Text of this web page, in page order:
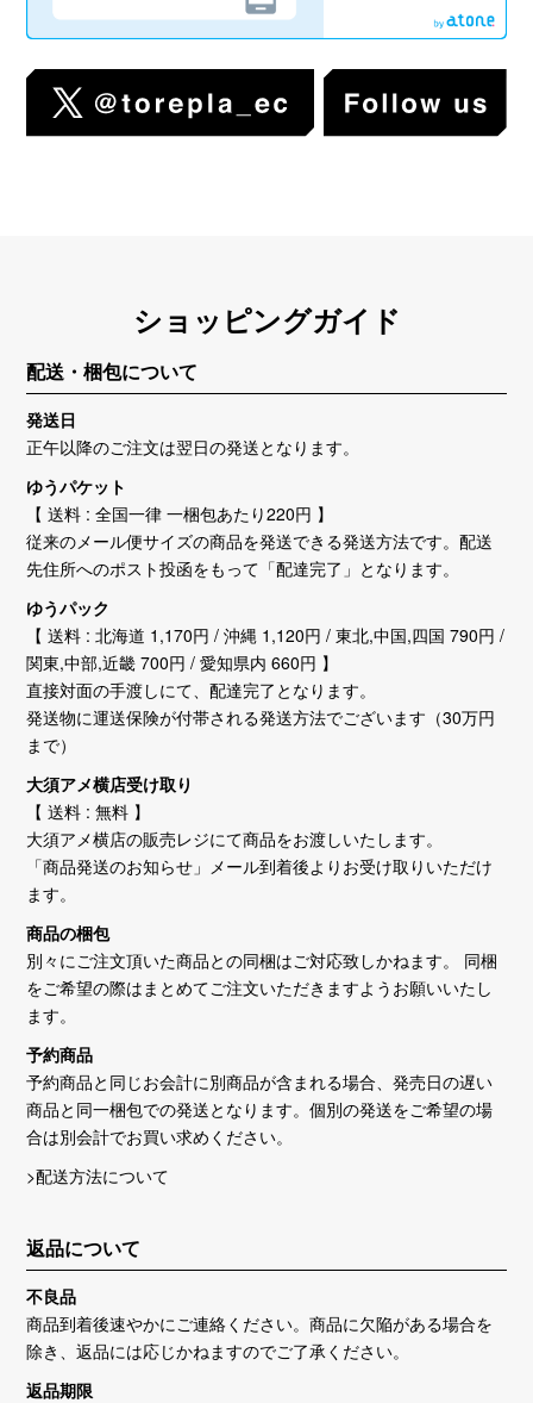
ショッピングガイド
配送・梱包について
発送日
正午以降のご注文は翌日の発送となります。
ゆうパケット
【 送料 : 全国一律 一梱包あたり220円 】
従来のメール便サイズの商品を発送できる発送方法です。配送
先住所へのポスト投函をもって「配達完了」となります。
ゆうパック
【 送料 : 北海道 1,170円 / 沖縄 1,120円 / 東北,中国,四国 790円 /
関東,中部,近畿 700円 / 愛知県内 660円 】
直接対面の手渡しにて、配達完了となります。
発送物に運送保険が付帯される発送方法でございます（30万円
まで）
大須アメ横店受け取り
【 送料 : 無料 】
大須アメ横店の販売レジにて商品をお渡しいたします。
「商品発送のお知らせ」メール到着後よりお受け取りいただけ
ます。
商品の梱包
別々にご注文頂いた商品との同梱はご対応致しかねます。 同梱
をご希望の際はまとめてご注文いただきますようお願いいたし
ます。
予約商品
予約商品と同じお会計に別商品が含まれる場合、発売日の遅い
商品と同一梱包での発送となります。個別の発送をご希望の場
合は別会計でお買い求めください。
>配送方法について
返品について
不良品
商品到着後速やかにご連絡ください。商品に欠陥がある場合を
除き、返品には応じかねますのでご了承ください。
返品期限